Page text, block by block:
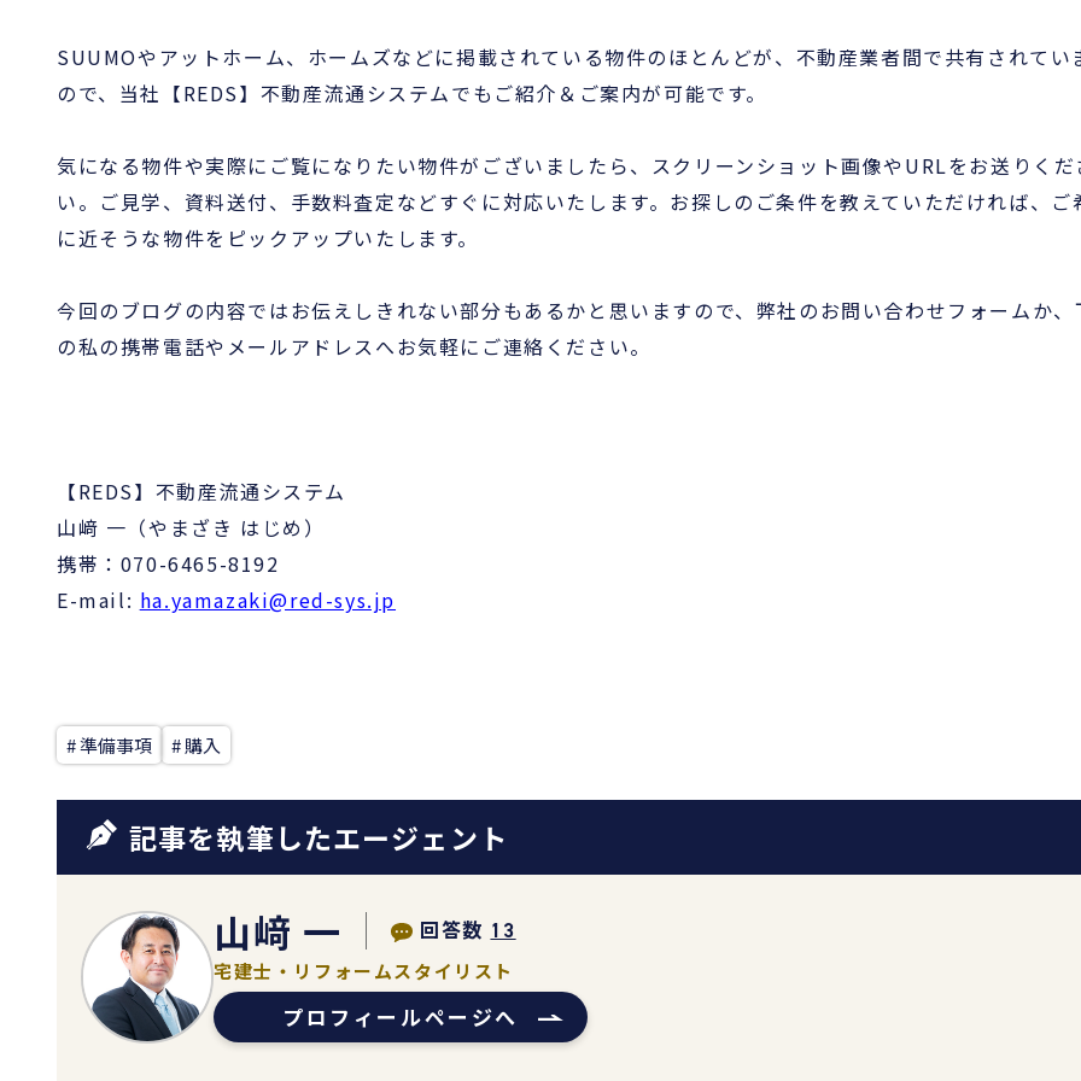
SUUMOやアットホーム、ホームズなどに掲載されている物件のほとんどが、不動産業者間で共有されてい
ので、当社【REDS】不動産流通システムでもご紹介＆ご案内が可能です。
気になる物件や実際にご覧になりたい物件がございましたら、スクリーンショット画像やURLをお送りくだ
い。ご見学、資料送付、手数料査定などすぐに対応いたします。お探しのご条件を教えていただければ、ご
に近そうな物件をピックアップいたします。
今回のブログの内容ではお伝えしきれない部分もあるかと思いますので、弊社のお問い合わせフォームか、
の私の携帯電話やメールアドレスへお気軽にご連絡ください。
【REDS】不動産流通システム
山﨑 一（やまざき はじめ）
携帯：070-6465-8192
E-mail: ha.yamazaki@red-sys.jp
# 準備事項 # 購入
記事を執筆したエージェント
山﨑 一 回答数 13
宅建士・リフォームスタイリスト
プロフィールページへ